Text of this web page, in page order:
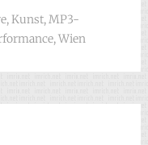
,Kunst,MP3-
,Wien